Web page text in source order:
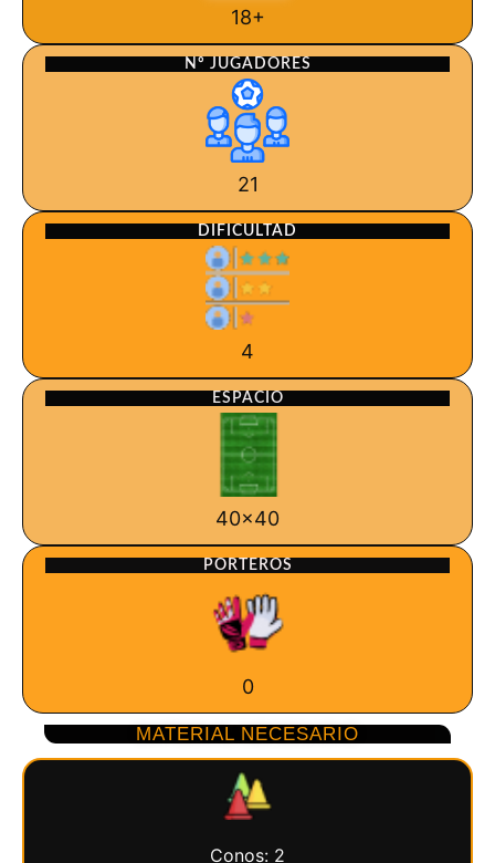
18+
Nº JUGADORES
21
DIFICULTAD
4
ESPACIO
40x40
PORTEROS
0
MATERIAL NECESARIO
Conos: 2